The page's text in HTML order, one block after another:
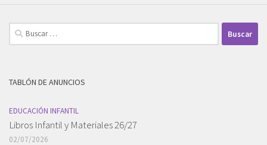
Buscar:
TABLÓN DE ANUNCIOS
EDUCACIÓN INFANTIL
Libros Infantil y Materiales 26/27
02/07/2026